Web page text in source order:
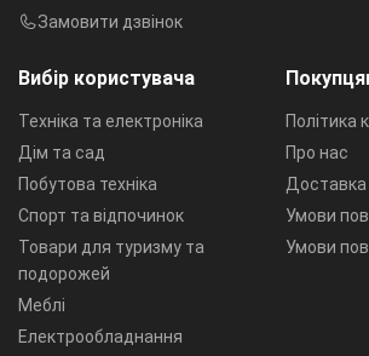
Вибір користувача
Техніка та електроніка
Дім та сад
Побутова техніка
Спорт та відпочинок
Товари для туризму та
подорожей
Меблі
Електрообладнання
Політика
Про нас
Доставка
Умови
Умови
Замовити дзвінок